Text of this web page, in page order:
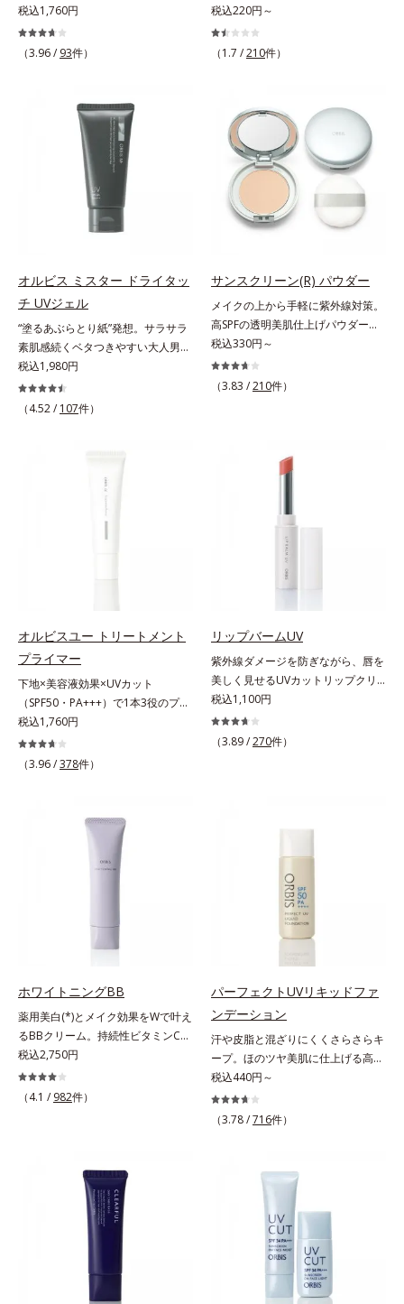
地。ファンデーションの毛穴落ち
(*1)防止化粧下地です。毛穴
1/10000サイズのマイクロカバー成
ファンデが毛穴に落ちる隙をつくら
ず、メイクのりがUPします。水分
と皮脂のバランスを整え、乾燥＆ベ
タつきレスに。さらに毛穴周りの肌
にうるおいを与え、キュッと引き締
め＆ハリ感をUPさせます。また皮
脂を感知するとギュッと固まる膜を
採用。ファンデーションのくずれや
ます。軽やかにのびるリキッドが肌
がふっくら整うかのよう(*3)。つっ
ぱらないここちよい密着感で、さま
ざまなタイプのファンデと併用でき
ます。毛穴が気になる箇所への部分
使いもOK。*1 ファンデーションが
くずれて毛穴に落ちること*2 酸化
税込1,760円
（3.96 / 93件）
かりカットするファンデーション。
皮脂を味方に軽やかな仕上がりが続
く、UVカットパウダーファンデー
キープする(*2)2種の粉体で、ヨ
レ・テカリをブロック。素肌にピタ
ッと密着する設計で、くずれにくい
サラサラ肌をキープします。さらに
くすみ補正パウダー(*3)配合で、皮
脂や汗に濡れてもくすみにくく。2
種のパウダー(*4)がベールをまとう
じさせない、軽やかな美肌に整えま
もしっかりカットします。※外観色
や肌に塗布した直後の色が濃く見え
ますが、肌になじんだ後の色みは他
のファンデーションと同等です。*1
炭酸Ca配合＝化粧持ち向上粉体*2
持ち向上成分*3 合成フルオロフロ
Na）、密着エアリーパウダー
EX（ポリアスパラギン酸Na、マイ
カ）配合＝仕上がり向上成分
税込220円～
（1.7 /210件）
オルビス ミスター ドライタッ
チ UVジェル
“塗るあぶらとり紙”発想。サラサラ
素肌感続くベタつきやすい大人男性
肌のための日焼け止めジェル。メン
ズブランド「オルビス ミスター」
の日焼け止めです。SPF50+・
ジングは不要。通勤にも長時間のレ
ジャーにも、毎日手軽にお使いいた
だけます。高いUVカット力を持つ
アイテムは本来多くのオイルが必要
ですが、オルビス ミスターは少な
合。ベタつきにくいみずみずしい使
用感で、塗ることでスキンケア後の
ようなサラサラ肌が続きます。大人
男性の悩み、シミ(*3)とテカリ(*4)
の両方に応えるアイテムです。*1
自社比較*2 アクリレーツコポリマ
ー配合＝化粧持ち向上成分*3 日焼
けによるシミ予防*4 皮脂吸着によ
るテカリ防止
税込1,980円
（4.52 / 107件）
サンスクリーン(R) パウダー
メイクの上から手軽に紫外線対策。
高SPFの透明美肌仕上げパウダー。
メイクの上から手を汚さずに紫外線
対策ができるUVカットパウダーで
す。“素肌のようななめらかな軽
上からササッとUVカットとお直し
が同時にできるお役立ちアイテムで
も、素肌のような透明美肌を叶える
(*1)」にあります。7種の球状粉体
(*2)が凹凸を埋めて、肌に薄いヴェ
ールをかけるようにカバー。さらに
板状粉体が光を反射して、すっぴん
肌のようなナチュラルなツヤ感を演
出します。また、皮脂を吸着する
「あぶらとりパウダー(*3)」を配合
し、くずれ＆テカリを防いでサラサ
ラ肌が長時間続きます。パウダータ
イプながら、SPF50+・PA++++。パ
ウダーならではの軽いつけごこち
合＝セミマット肌を叶える球状と板
状の粉体*2 シリカ6種類、セルロー
ス*3 シリカ配合＝皮脂を吸着する
粉体*4 化粧持ち性能
税込330円～
（3.83 /210件）
オルビスユー トリートメント
プライマー
下地×美容液効果×UVカット
（SPF50・PA+++）で1本3役のプラ
イマー。凹凸をつるんとなめらかに
(*1)整え、化粧ノリUPの高機能化粧
下地。“塗るたび高まる、素肌の美
る小ジワをカバーしてハリ肌に整え
る高機能化粧下地毛穴や小ジワの凹
凸をつるんとなめらかに(*1)。スキ
ンケア発想の化粧下地です。保湿成
クリームのようにぴたっと密着。乾
燥による小ジワを目立たなく(*1)
す。むやみに隠すのではなくふわり
アのW効果で軽やかな美肌を印象づ
けます。紫外線吸収剤フリーなのに
高SPF値、さらにスキンプロテクト
複合成分(*3)が、ブルーライト、紫
外線、大気中の微粒子汚れなどの外
でも、ただ隠すだけでなく、乾きや
すい肌にうるおいを届けながら、光
拡散効果で乾燥小ジワや毛穴もカバ
ーします。【ラスティング効果】皮
脂選択テカリ防止成分(*5)テカリの
主成分を選択的に吸収し、うるおい
はしっかり残すことでカバー力を保
税込1,760円
（3.96 /378件）
リップバームUV
紫外線ダメージを防ぎながら、唇を
美しく見せるUVカットリップクリ
ーム。UV対策を忘れがちな唇に。
紫外線をカットしながら、顔色をパ
ッと明るく見せるUVカットリップ
るリップクリームで、顔だけでなく
ン、ゲットウ葉エキス）を配合して
いるから、カサつき・くすみ(*)など
の乾燥悩みも解決＆うるおい長持
ち。通常色は、どんな肌色にも似合
うカラーで、唇を美しく魅せながら
ケアします。マスクに色移りしにく
いので、気兼ねなく使えます。口紅
の下地としてもおすすめです。
税込1,100円
（3.89 /270件）
ホワイトニングBB
薬用美白(*)とメイク効果をWで叶え
るBBクリーム。持続性ビタミンC誘
導体で美白しながらくすみのない軽
やか美肌を長時間キープ。メイクし
ながら日中美白(*)効果も発揮する、
白美容液に色をつける”製法で生ま
れたBBだから、塗るだけで日中も
美白効果を発揮。さらに肌のくすみ
をパッと飛ばし、皮脂テカを防ぎな
がら明るい肌を長時間キープしま
け止め・化粧下地・ファンデ―ショ
ン・コンシーラー・パウダーを兼ね
税込2,750円
（4.1 / 982件）
パーフェクトUVリキッドファ
ンデーション
汗や皮脂と混ざりにくくさらさらキ
ープ。ほのツヤ美肌に仕上げる高
SPFファンデ。SPF50・PA++++で紫
外線を強力カットしながら、さらさ
ら美肌が10時間(*)続くリキッドフ
で、時間が経ってもくすみにくく、
くずれにくく、軽やかにピタッとフ
ィット。まるでつけたてのような美
肌をキープします。またドーナツ型
の粉体を採用したことで、より多く
均一に光を拡散することを実現。毛
穴やシミの目立ちにくい“ほのツヤ
税込440円～
（3.78 /716件）